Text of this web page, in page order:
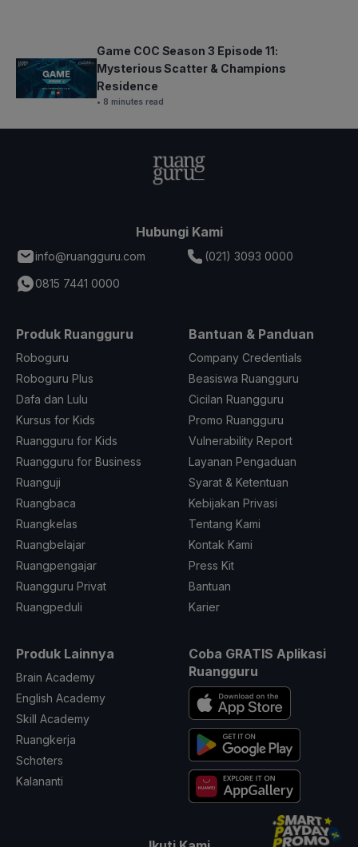
Game COC Season 3 Episode 11:
Mysterious Scatter & Champions
Residence
• 8 minutes read
Hubungi Kami
info@ruangguru.com
(021) 3093 0000
0815 7441 0000
Produk Ruangguru
Roboguru
Roboguru Plus
Dafa dan Lulu
Kursus for Kids
Ruangguru for Kids
Ruangguru for Business
Ruanguji
Ruangbaca
Ruangkelas
Ruangbelajar
Ruangpengajar
Ruangguru Privat
Ruangpeduli
Bantuan & Panduan
Company Credentials
Beasiswa Ruangguru
Cicilan Ruangguru
Promo Ruangguru
Vulnerability Report
Layanan Pengaduan
Syarat & Ketentuan
Kebijakan Privasi
Tentang Kami
Kontak Kami
Press Kit
Bantuan
Karier
Produk Lainnya
Brain Academy
English Academy
Skill Academy
Ruangkerja
Schoters
Kalananti
Coba GRATIS Aplikasi
Ruangguru